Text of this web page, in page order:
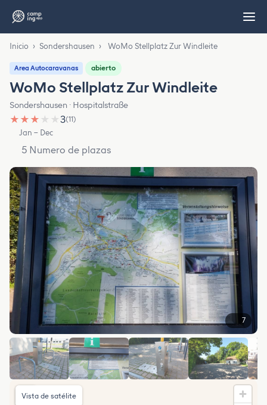
Inicio › Sondershausen › WoMo Stellplatz Zur Windleite
Area Autocaravanas abierto
WoMo Stellplatz Zur Windleite
Sondershausen · Hospitalstraße
★ ★ ★ ★ ★3(11)
Jan – Dec
5 Numero de plazas
7
Vista de satélite